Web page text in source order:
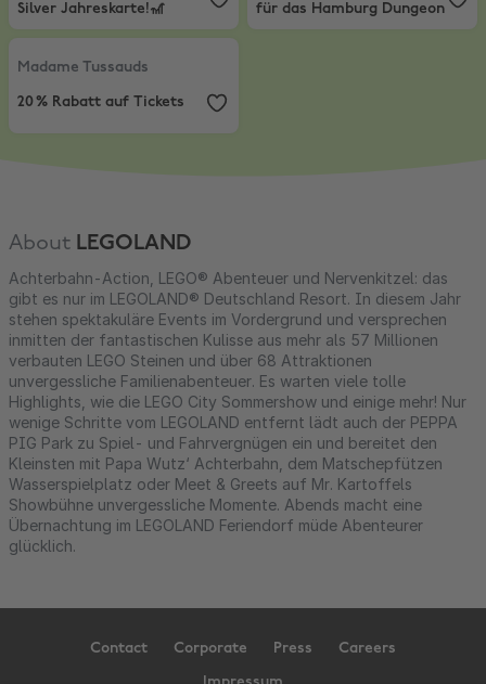
Silver Jahreskarte!🎢
für das Hamburg Dungeon
Madame Tussauds
20 % Rabatt auf Tickets
Madame Tussauds
20 % Rabatt auf Tickets
About LEGOLAND
Achterbahn-Action, LEGO® Abenteuer und Nervenkitzel: das
gibt es nur im LEGOLAND® Deutschland Resort. In diesem Jahr
stehen spektakuläre Events im Vordergrund und versprechen
inmitten der fantastischen Kulisse aus mehr als 57 Millionen
verbauten LEGO Steinen und über 68 Attraktionen
unvergessliche Familienabenteuer. Es warten viele tolle
Highlights, wie die LEGO City Sommershow und einige mehr! Nur
wenige Schritte vom LEGOLAND entfernt lädt auch der PEPPA
PIG Park zu Spiel- und Fahrvergnügen ein und bereitet den
Kleinsten mit Papa Wutz‘ Achterbahn, dem Matschepfützen
Wasserspielplatz oder Meet & Greets auf Mr. Kartoffels
Showbühne unvergessliche Momente. Abends macht eine
Übernachtung im LEGOLAND Feriendorf müde Abenteurer
glücklich.
Contact Corporate Press Careers